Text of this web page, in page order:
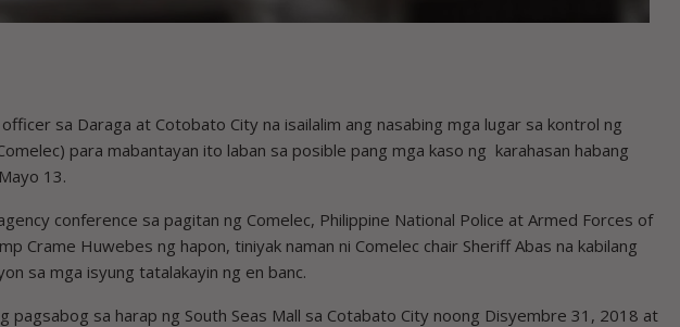
sa Daraga at Cotobato City na isailalim ang nasabing mga lugar sa kontrol ng
para mabantayan ito laban sa posible pang mga kaso ng karahasan habang
13.
conference sa pagitan ng Comelec, Philippine National Police at Armed Forces of
Crame Huwebes ng hapon, tiniyak naman ni Comelec chair Sheriff Abas na kabilang
sa mga isyung tatalakayin ng en banc.
pagsabog sa harap ng South Seas Mall sa Cotabato City noong Disyembre 31, 2018 at